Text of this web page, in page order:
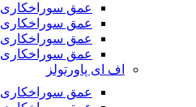
عمق سوراخکاری 35 میلی‌متر
عمق سوراخکاری ۵۵ میلی‌متر
عمق سوراخکاری ۷۵ میلی‌متر
عمق سوراخکاری ۱۰۰ میلی‌متر
اف ای پاورتولز
عمق سوراخکاری ۳۵ میلی‌متر